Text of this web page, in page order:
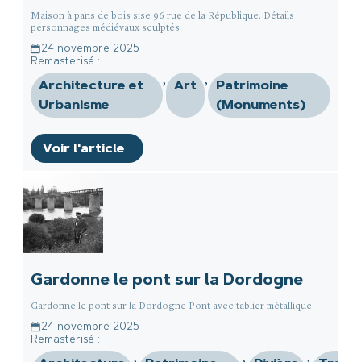
Maison à pans de bois sise 96 rue de la République. Détails
personnages médiévaux sculptés
24 novembre 2025
Remasterisé :
Architecture et
Urbanisme
, Art ,
Patrimoine
(Monuments)
Voir l'article
Gardonne le pont sur la Dordogne
Gardonne le pont sur la Dordogne Pont avec tablier métallique
24 novembre 2025
Remasterisé :
, , ,